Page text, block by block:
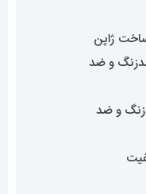
ژاپن
و ضد
و ضد